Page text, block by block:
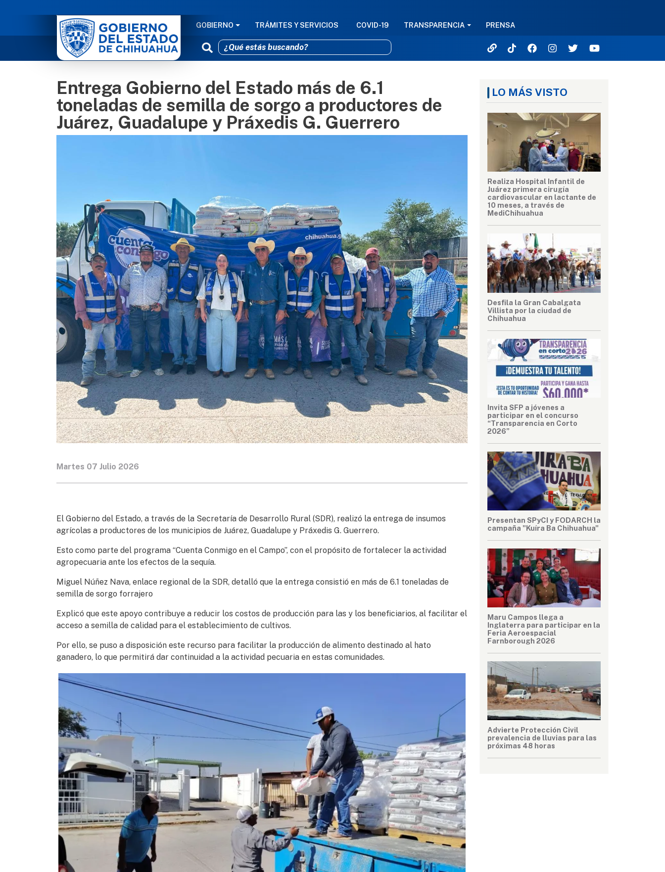
Pasar al contenido principal
NAVEGACIÓN PRINCIPAL
GOBIERNO TRÁMITES Y SERVICIOS COVID-19 TRANSPARENCIA PRENSA
Entrega Gobierno del Estado más de 6.1
toneladas de semilla de sorgo a productores de
Juárez, Guadalupe y Práxedis G. Guerrero
Martes 07 Julio 2026
El Gobierno del Estado, a través de la Secretaría de Desarrollo Rural (SDR), realizó la entrega de insumos
agrícolas a productores de los municipios de Juárez, Guadalupe y Práxedis G. Guerrero.
Esto como parte del programa “Cuenta Conmigo en el Campo”, con el propósito de fortalecer la actividad
agropecuaria ante los efectos de la sequía.
Miguel Núñez Nava, enlace regional de la SDR, detalló que la entrega consistió en más de 6.1 toneladas de
semilla de sorgo forrajero
Explicó que este apoyo contribuye a reducir los costos de producción para las y los beneficiarios, al facilitar el
acceso a semilla de calidad para el establecimiento de cultivos.
Por ello, se puso a disposición este recurso para facilitar la producción de alimento destinado al hato
ganadero, lo que permitirá dar continuidad a la actividad pecuaria en estas comunidades.
LO MÁS VISTO
Realiza Hospital Infantil de
Juárez primera cirugía
cardiovascular en lactante de
10 meses, a través de
MediChihuahua
Desfila la Gran Cabalgata
Villista por la ciudad de
Chihuahua
Invita SFP a jóvenes a
participar en el concurso
“Transparencia en Corto
2026”
Presentan SPyCI y FODARCH la
campaña "Kuíra Ba Chihuahua"
Maru Campos llega a
Inglaterra para participar en la
Feria Aeroespacial
Farnborough 2026
Advierte Protección Civil
prevalencia de lluvias para las
próximas 48 horas